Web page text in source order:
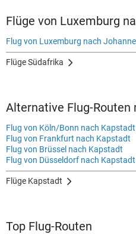
Flüge von Luxemburg
Flug von Luxemburg nach
Flüge Südafrika
Alternative Flug-Routen
Flug von Köln/Bonn nach Kapstadt
Flug von Frankfurt nach Kapstadt
Flug von Brüssel nach Kapstadt
Flug von Düsseldorf nach Kapstadt
Flüge Kapstadt
Top Flug-Routen